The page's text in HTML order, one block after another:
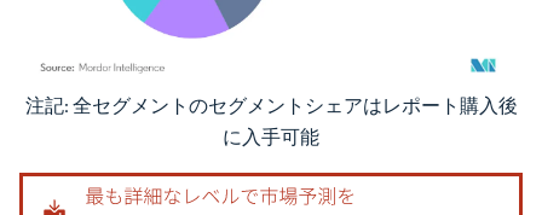
画像 © Mordor Intelligence。再利用にはCC BY 4.0の表示が必要です。
注記: 全セグメントのセグメントシェアはレポート購入後
に入手可能